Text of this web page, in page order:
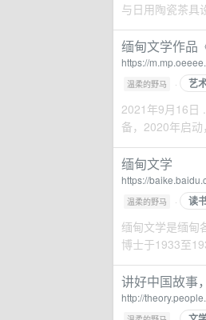
与日用陶瓷茶具
缅甸文学作品
https://
温柔的野马 · 艺
2021年9月16日
备，2020年启动
缅甸文学
https://
温柔的野马 · 读
缅甸文学是缅甸
博士于1933至
讲好中国故事
http://